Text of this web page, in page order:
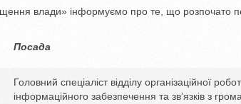
влади» інформуємо про те, що розпочато
Посада
Головний спеціаліст відділу організаційної
інформаційного забезпечення та зв’язків з